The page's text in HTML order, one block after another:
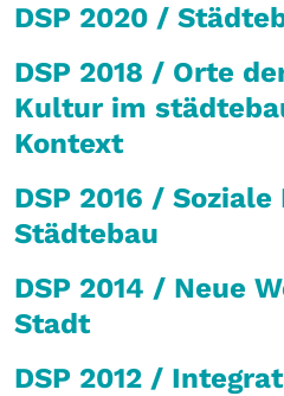
DSP 2020 /
DSP 2018 / Orte
Kultur im
Kontext
DSP 2016 /
Städtebau
DSP 2014 / Neue
Stadt
DSP 2012 /